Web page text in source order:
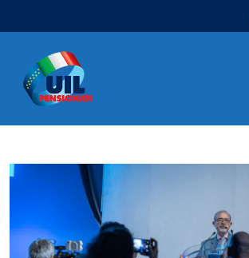
Navigazione principale